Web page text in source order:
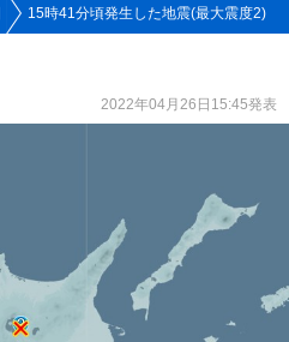
15時41分頃発生した地震(最大震度2)
2022年04月26日15:45発表